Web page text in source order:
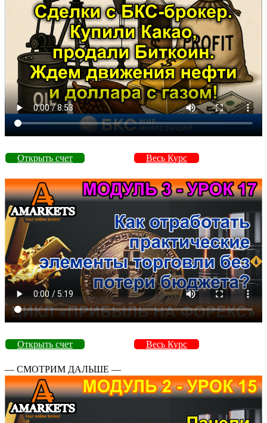
Открыть счет Весь Курс
Открыть счет Весь Курс
— СМОТРИМ ДАЛЬШЕ —